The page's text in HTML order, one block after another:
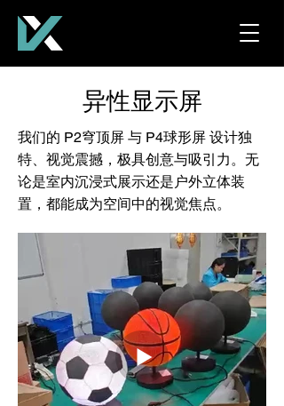
异性显示屏
我们的 P2穹顶屏 与 P4球形屏 设计独
特、视觉震撼，极具创意与吸引力。无
论是室内沉浸式展示还是户外立体装
置，都能成为空间中的视觉焦点。